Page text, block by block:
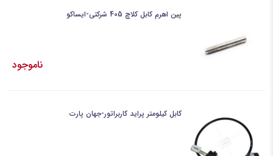
پین اهرم کابل کلاچ 405 شرکتی-ایساکو
ناموجود
کابل کیلومتر پراید کاربراتور-جهان پارت